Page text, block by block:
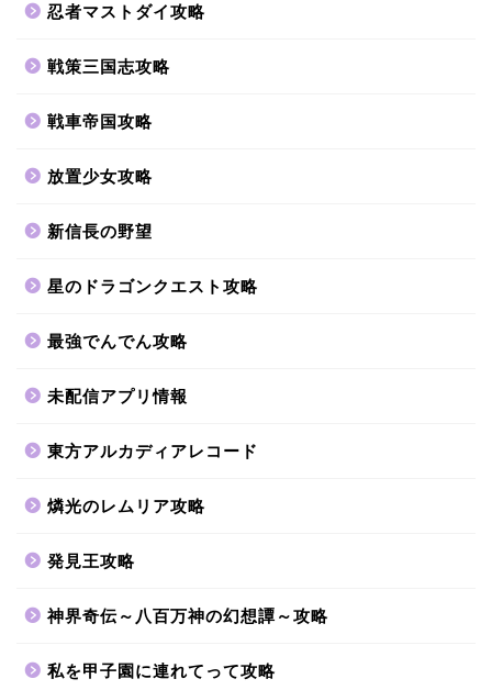
忍者マストダイ攻略
戦策三国志攻略
戦車帝国攻略
放置少女攻略
新信長の野望
星のドラゴンクエスト攻略
最強でんでん攻略
未配信アプリ情報
東方アルカディアレコード
燐光のレムリア攻略
発見王攻略
神界奇伝～八百万神の幻想譚～攻略
私を甲子園に連れてって攻略